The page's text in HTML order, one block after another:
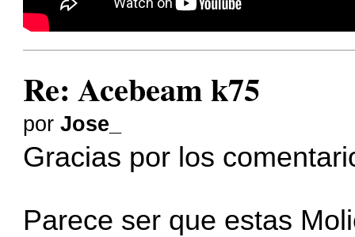
Re: Acebeam k75
porJose_
Gracias por los
Parece ser que estas